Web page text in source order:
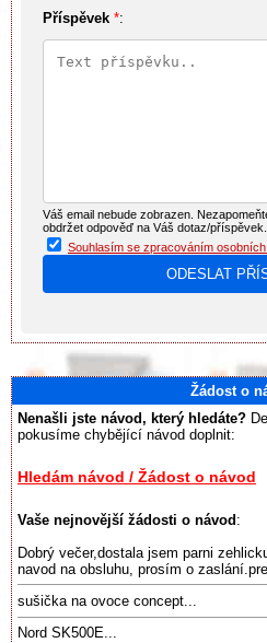
Příspěvek *:
Váš email nebude zobrazen.
obdržet odpověď na Váš dotaz/příspěvek.
Souhlasím se zpracováním
Žádost o
Nenašli jste návod, který hledáte?
pokusíme chybějící návod doplnit:
Hledám návod / Žádost o návod
Vaše nejnovější žádosti o návod :
Dobrý večer,dostala jsem parni
navod na obsluhu, prosím o
sušička na ovoce concept...
Nord SK500E...